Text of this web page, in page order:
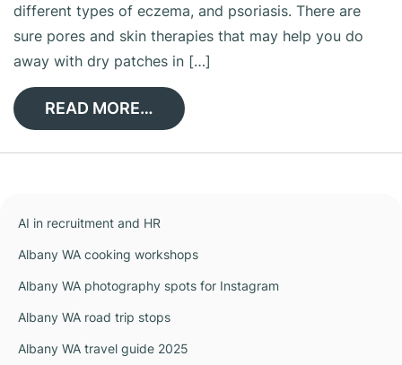
different types of eczema, and psoriasis. There are
sure pores and skin therapies that may help you do
away with dry patches in […]
READ MORE…
AI in recruitment and HR
Albany WA cooking workshops
Albany WA photography spots for Instagram
Albany WA road trip stops
Albany WA travel guide 2025